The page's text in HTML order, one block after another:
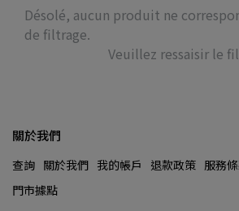
Désolé, aucun produit ne
de filtrage.
Veuillez ressaisir le
關於我們
查詢 關於我們 我的帳戶 退款政策 服務
門市據點